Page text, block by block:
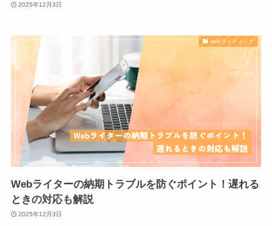
2025年12月3日
webライティング
Webライターの納期トラブルを防ぐポイント！遅れる
ときの対応も解説
2025年12月3日